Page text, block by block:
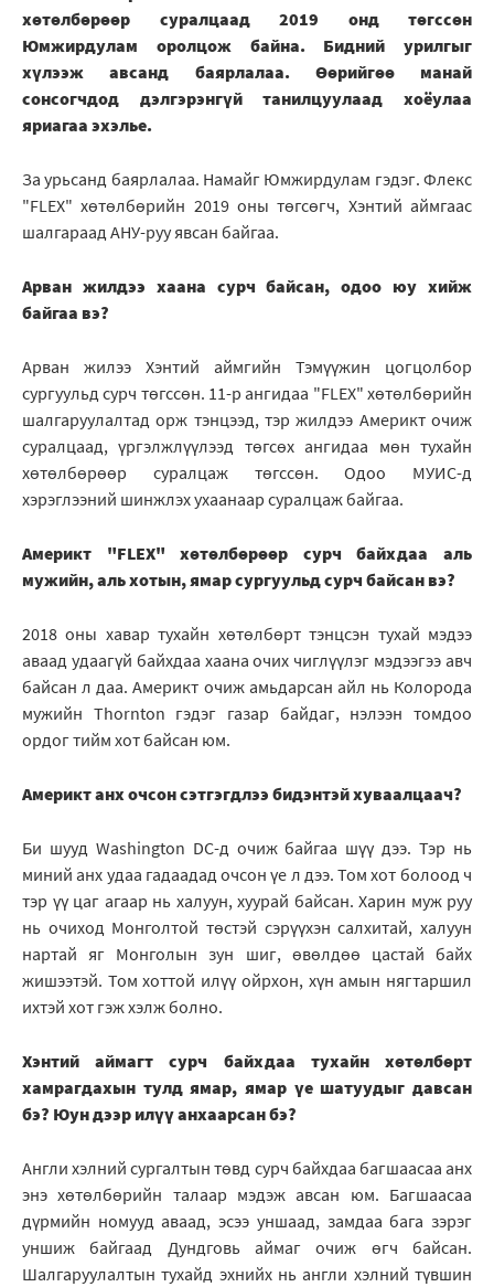
хөтөлбөрөөр суралцаад 2019 онд төгссөн
Юмжирдулам оролцож байна. Бидний урилгыг
хүлээж авсанд баярлалаа. Өөрийгөө манай
сонсогчдод дэлгэрэнгүй танилцуулаад хоёулаа
яриагаа эхэлье.
За урьсанд баярлалаа. Намайг Юмжирдулам гэдэг. Флекс
"FLEX" хөтөлбөрийн 2019 оны төгсөгч, Хэнтий аймгаас
шалгараад АНУ-руу явсан байгаа.
Арван жилдээ хаана сурч байсан, одоо юу хийж
байгаа вэ?
Арван жилээ Хэнтий аймгийн Тэмүүжин цогцолбор
сургуульд сурч төгссөн. 11-р ангидаа "FLEX" хөтөлбөрийн
шалгаруулалтад орж тэнцээд, тэр жилдээ Америкт очиж
суралцаад, үргэлжлүүлээд төгсөх ангидаа мөн тухайн
хөтөлбөрөөр суралцаж төгссөн. Одоо МУИС-д
хэрэглээний шинжлэх ухаанаар суралцаж байгаа.
Америкт "FLEX" хөтөлбөрөөр сурч байхдаа аль
мужийн, аль хотын, ямар сургуульд сурч байсан вэ?
2018 оны хавар тухайн хөтөлбөрт тэнцсэн тухай мэдээ
аваад удаагүй байхдаа хаана очих чиглүүлэг мэдээгээ авч
байсан л даа. Америкт очиж амьдарсан айл нь Колорода
мужийн Thornton гэдэг газар байдаг, нэлээн томдоо
ордог тийм хот байсан юм.
Америкт анх очсон сэтгэгдлээ бидэнтэй хуваалцаач?
Би шууд Washington DC-д очиж байгаа шүү дээ. Тэр нь
миний анх удаа гадаадад очсон үе л дээ. Том хот болоод ч
тэр үү цаг агаар нь халуун, хуурай байсан. Харин муж руу
нь очиход Монголтой төстэй сэрүүхэн салхитай, халуун
нартай яг Монголын зун шиг, өвөлдөө цастай байх
жишээтэй. Том хоттой илүү ойрхон, хүн амын нягтаршил
ихтэй хот гэж хэлж болно.
Хэнтий аймагт сурч байхдаа тухайн хөтөлбөрт
хамрагдахын тулд ямар, ямар үе шатуудыг давсан
бэ? Юун дээр илүү анхаарсан бэ?
Англи хэлний сургалтын төвд сурч байхдаа багшаасаа анх
энэ хөтөлбөрийн талаар мэдэж авсан юм. Багшаасаа
дүрмийн номууд аваад, эсээ уншаад, замдаа бага зэрэг
уншиж байгаад Дундговь аймаг очиж өгч байсан.
Шалгаруулалтын тухайд эхнийх нь англи хэлний түвшин